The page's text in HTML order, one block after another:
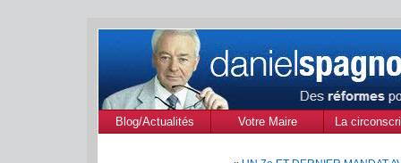
Blog/Actualités Votre Maire
La